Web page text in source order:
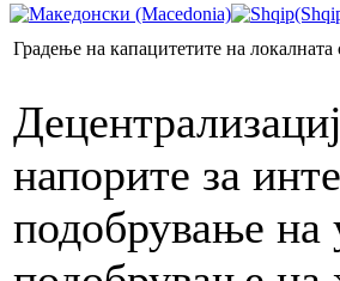
Градење на капацитетите на
напорите за
подобрување на